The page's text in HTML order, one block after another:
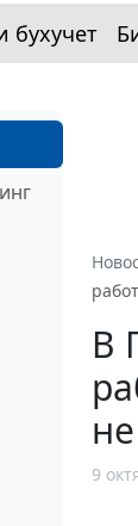
бухучет
В
9